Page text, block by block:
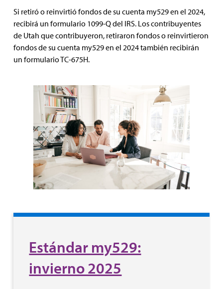
Si retiró o reinvirtió fondos de su cuenta my529 en el 2024,
recibirá un formulario 1099-Q del IRS. Los contribuyentes
de Utah que contribuyeron, retiraron fondos o reinvirtieron
fondos de su cuenta my529 en el 2024 también recibirán
un formulario TC-675H.
Estándar my529:
invierno 2025